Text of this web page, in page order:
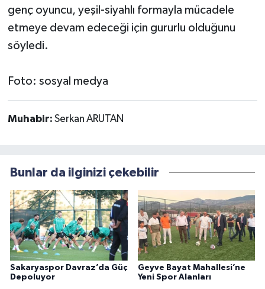
genç oyuncu, yeşil-siyahlı formayla mücadele
etmeye devam edeceği için gururlu olduğunu
söyledi.
Foto: sosyal medya
Muhabir: Serkan ARUTAN
Bunlar da ilginizi çekebilir
Sakaryaspor Davraz’da Güç
Depoluyor
Geyve Bayat Mahallesi’ne
Yeni Spor Alanları